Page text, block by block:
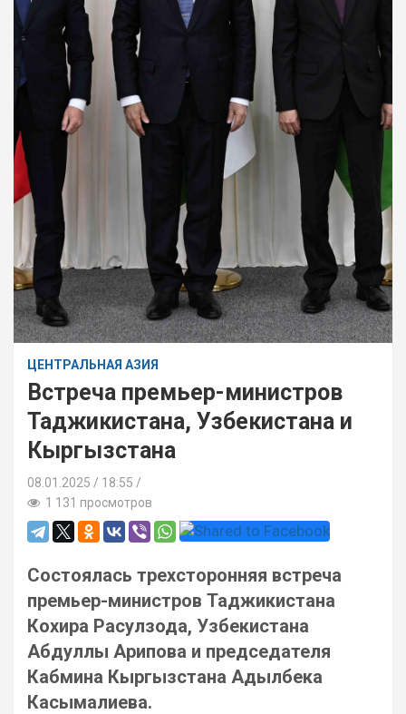
ЦЕНТРАЛЬНАЯ АЗИЯ
Встреча премьер-министров
Таджикистана, Узбекистана и
Кыргызстана
08.01.2025
18:55 /
1 131 просмотров
Состоялась трехсторонняя встреча
премьер-министров Таджикистана
Кохира Расулзода, Узбекистана
Абдуллы Арипова и председателя
Кабмина Кыргызстана Адылбека
Касымалиева.